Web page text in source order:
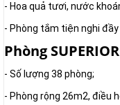
- Hoa quả tươi, nước
- Phòng tắm tiện nghi đầy
Phòng SUPERIOR
- Số lượng 38 phòng;
- Phòng rộng 26m2, điều